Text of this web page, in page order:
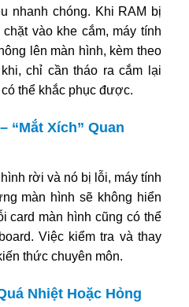
nhanh chóng. Khi RAM bị
vào khe cắm, máy tính
lên màn hình, kèm theo
chỉ cần tháo ra cắm lại
thể khắc phục được.
“Mắt Xích” Quan
rời và nó bị lỗi, máy tính
màn hình sẽ không hiển
card màn hình cũng có thể
Việc kiểm tra và thay
thức chuyên môn.
Nhiệt Hoặc Hỏng